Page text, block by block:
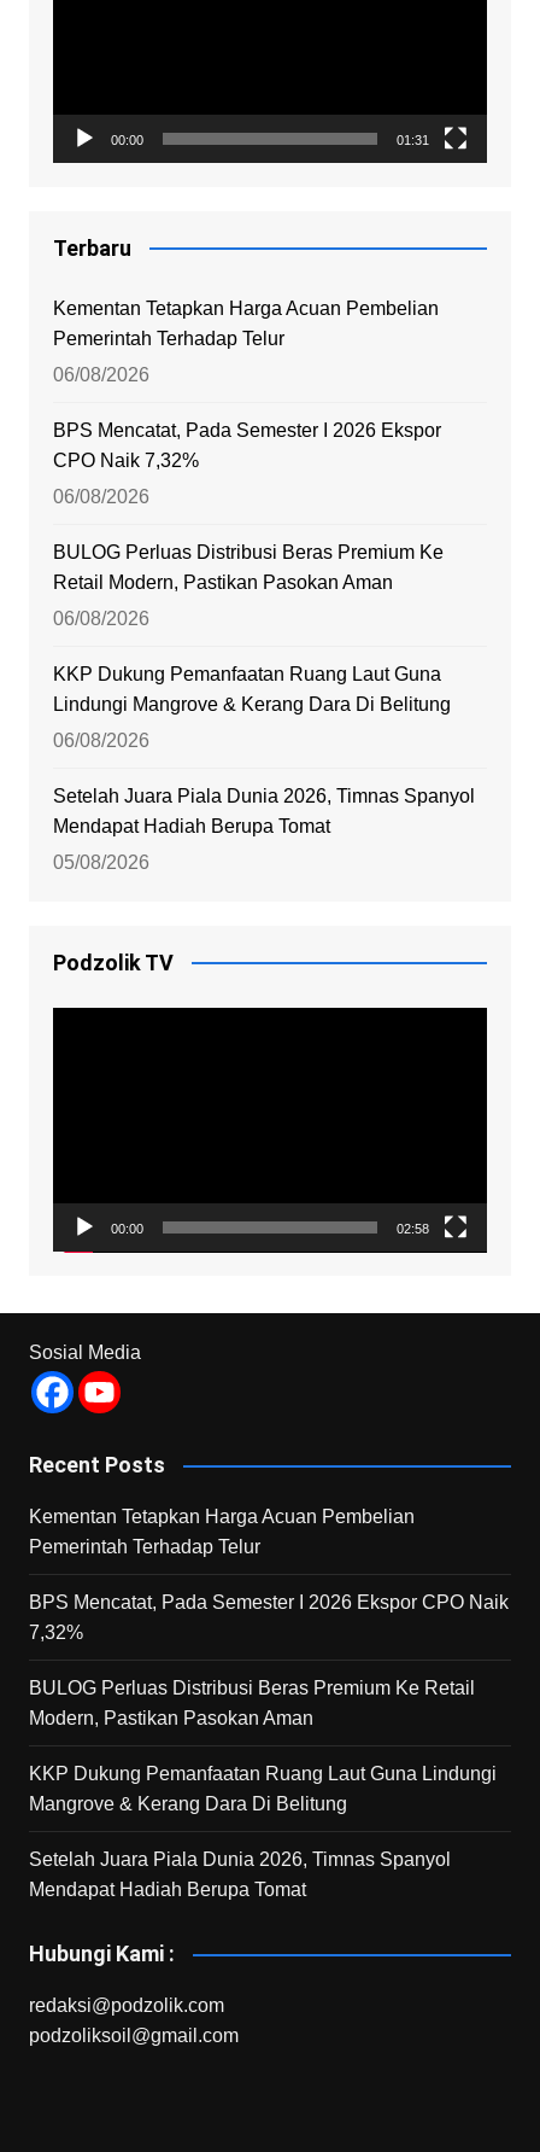
00:00 01:31
Terbaru
Kementan Tetapkan Harga Acuan Pembelian
Pemerintah Terhadap Telur
06/08/2026
BPS Mencatat, Pada Semester I 2026 Ekspor
CPO Naik 7,32%
06/08/2026
BULOG Perluas Distribusi Beras Premium Ke
Retail Modern, Pastikan Pasokan Aman
06/08/2026
KKP Dukung Pemanfaatan Ruang Laut Guna
Lindungi Mangrove & Kerang Dara Di Belitung
06/08/2026
Setelah Juara Piala Dunia 2026, Timnas Spanyol
Mendapat Hadiah Berupa Tomat
05/08/2026
Podzolik TV
00:00 02:58
Sosial Media
Recent Posts
Kementan Tetapkan Harga Acuan Pembelian
Pemerintah Terhadap Telur
BPS Mencatat, Pada Semester I 2026 Ekspor CPO Naik
7,32%
BULOG Perluas Distribusi Beras Premium Ke Retail
Modern, Pastikan Pasokan Aman
KKP Dukung Pemanfaatan Ruang Laut Guna Lindungi
Mangrove & Kerang Dara Di Belitung
Setelah Juara Piala Dunia 2026, Timnas Spanyol
Mendapat Hadiah Berupa Tomat
Hubungi Kami :
redaksi@podzolik.com
podzoliksoil@gmail.com